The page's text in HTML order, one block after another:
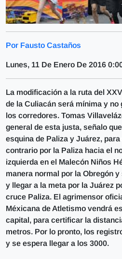
Por Fausto Castaños
Lunes, 11 De Enero De 2016
La modificación a la ruta del
de la Culiacán será mínima y
los corredores. Tomas
general de esta justa, señalo
esquina de Paliza y Juárez,
contrario por la Paliza hacia el
izquierda en el Malecón Niños
manera normal por la Obregón
y llegar a la meta por la Juárez
cruce Paliza. El agrimensor
Méxicana de Atletismo vendrá
capital, para certificar la
metros. Por lo pronto, los
y se espera llegar a los 3000.